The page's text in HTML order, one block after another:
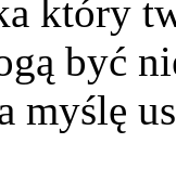
który
być
myślę